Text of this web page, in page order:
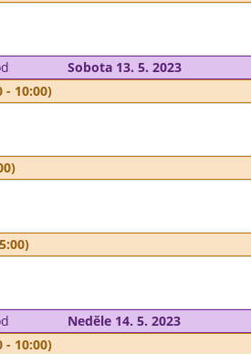
Sobota 13. 5. 2023
- 10:00)
Neděle 14. 5. 2023
- 10:00)